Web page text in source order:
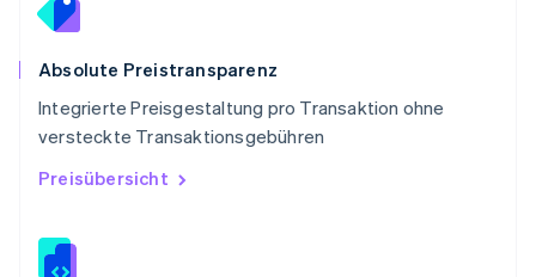
Absolute Preistransparenz
Integrierte Preisgestaltung pro Transaktion ohne
versteckte Transaktionsgebühren
Preisübersicht
Singapur
English
Slowakei
Slowenien
EnglishItaliano
Sonderverwaltungsregion Hongkong,
Spanien